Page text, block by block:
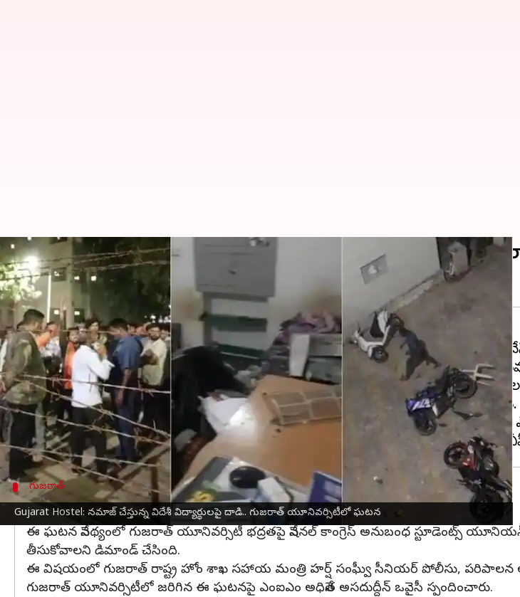
Gujarat Hostel: నమాజ్ చేస్తున్న విదేశీ విద్యార్థులపై దాడి.. గుజరాత్ యూనివర్సిటీలో ఘటన
Gujarat Hostel: నమాజ్ చేస్తున్న విదేశీ విద్యార్థులపై దాడి..
వ్రాసిన వారు Stalin Mar 17, 2024 01:43 pm
ఈ వార్తాకథనం ఏంటి
అహ్మదాబాద్‌లోనిగుజరాత్యూనివర్శిటీలో చదువుతున్న అంతర్జాతీయ విద్యార్థులపై దాడి
హాస్టల్‌లో నమాజ్‌ చేసే విషయంలో అఫ్ఘానిస్థాన్‌, ఉజ్బెకిస్థాన్‌, శ్రీలంక దేశాల విద్యార్థులను
ఈ క్రమంలో రాళ్లు రువ్వడంతో వాహనాలు ధ్వంసమయ్యాయి. ఈ దాడిలో ఐదుగురికి
గాయపడిన విద్యార్థులను చికిత్స నిమిత్తం అహ్మదాబాద్‌లోని ఎస్‌వీపీ ఆసుపత్రిలో చేర్పించారు.
యూనివర్శిటీ పోలీసులు సంఘటనా స్థలానికి చేరుకుని పరిస్థితిని అదుపులోకి తెచ్చినట్లు
గుజరాత్
స్పందించిన ఎంఐఎం అధినేత అసదుద్దీన్ ఒవైసీ
ఈ ఘటన నేపథ్యంలో గుజరాత్ యూనివర్సిటీ భద్రతపై నేషనల్ కాంగ్రెస్ అనుబంధ స్టూడెంట్స్
తీసుకోవాలని డిమాండ్ చేసింది.
ఈ విషయంలో గుజరాత్ రాష్ట్ర హోం శాఖ సహాయ మంత్రి హర్ష్ సంఘ్వీ సీనియర్ పోలీసు, పరిపాలన
గుజరాత్ యూనివర్సిటీలో జరిగిన ఈ ఘటనపై ఎంఐఎం అధినేత అసదుద్దీన్ ఒవైసీ స్పందించారు.